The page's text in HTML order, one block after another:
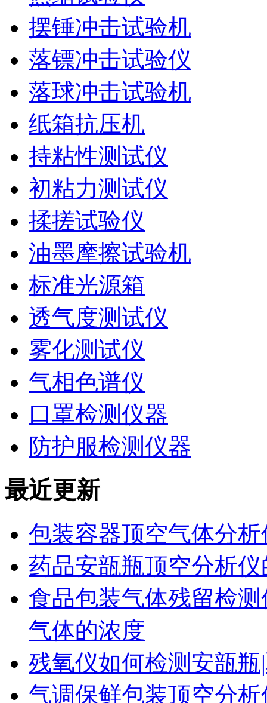
摆锤冲击试验机
落镖冲击试验仪
落球冲击试验机
纸箱抗压机
持粘性测试仪
初粘力测试仪
揉搓试验仪
油墨摩擦试验机
标准光源箱
透气度测试仪
雾化测试仪
气相色谱仪
口罩检测仪器
防护服检测仪器
最近更新
包装容器顶空气体分
药品安瓿瓶顶空分析
食品包装气体残留检
气体的浓度
残氧仪如何检测安瓿
气调保鲜包装顶空分